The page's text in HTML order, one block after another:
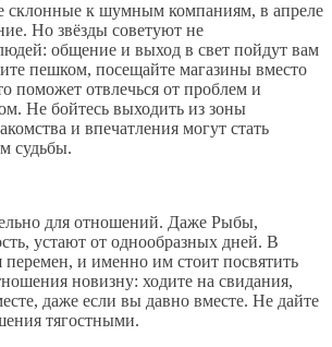
склонные к шумным компаниям, в апреле
Но звёзды советуют не
общение и выход в свет пойдут вам
пешком, посещайте магазины вместо
поможет отвлечься от проблем и
Не бойтесь выходить из зоны
и впечатления могут стать
судьбы.
для отношений. Даже Рыбы,
устают от однообразных дней. В
перемен, и именно им стоит посвятить
новизну: ходите на свидания,
даже если вы давно вместе. Не дайте
тягостными.